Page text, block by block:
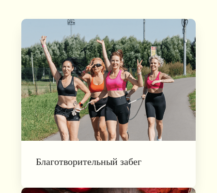
Благотворительный забег